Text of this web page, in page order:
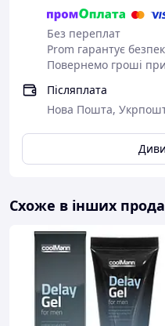
Без переплат
Prom гарантує
Повернемо гроші при
Післяплата
Нова Пошта,
Схоже в інших